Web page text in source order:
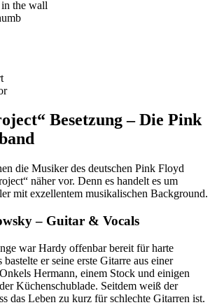
the wall
Besetzung – Die Pink
die Musiker des deutschen Pink Floyd
näher vor. Denn es handelt es um
mit exzellentem musikalischen Background.
– Guitar & Vocals
war Hardy offenbar bereit für harte
er seine erste Gitarre aus einer
Hermann, einem Stock und einigen
Küchenschublade. Seitdem weiß der
das Leben zu kurz für schlechte Gitarren ist.